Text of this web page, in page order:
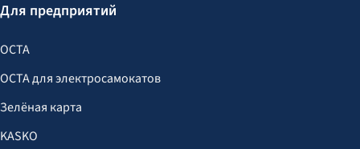
Для предприятий
OCTA
OCTA для электросамокатов
Зелёная карта
KASKO